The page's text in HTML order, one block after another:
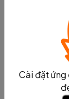
2. Thrombin:
quá trình đông
thông qua một
không chỉ
hoạt các yếu tố
lưới sợi fibrin.
3. Factor XIII:
mạng lưới sợi
Cài đặt ứng